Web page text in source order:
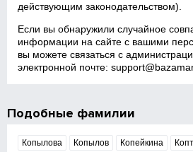
действующим законодательством).
Если вы обнаружили случайное
информации на сайте с вашими
вы можете связаться с
электронной почте:
Подобные фамилии
Копылова Копылов Копейкина